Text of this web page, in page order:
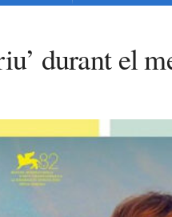
durant el